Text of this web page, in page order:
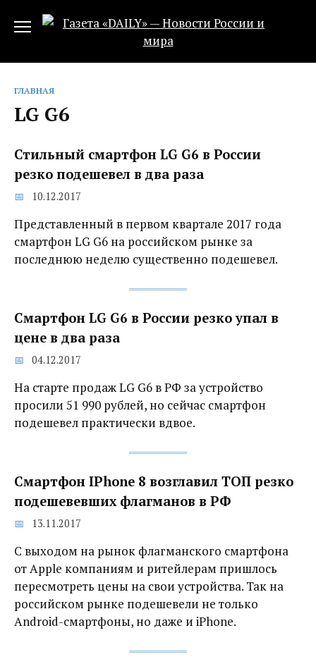
ГЛАВНАЯ
LG G6
Стильный смартфон LG G6 в России
резко подешевел в два раза
10.12.2017
Представленный в первом квартале 2017 года
смартфон LG G6 на российском рынке за
последнюю неделю существенно подешевел.
Смартфон LG G6 в России резко упал в
цене в два раза
04.12.2017
На старте продаж LG G6 в РФ за устройство
просили 51 990 рублей, но сейчас смартфон
подешевел практически вдвое.
Смартфон IPhone 8 возглавил ТОП резко
подешевевших флагманов в РФ
13.11.2017
С выходом на рынок флагманского смартфона
от Apple компаниям и ритейлерам пришлось
пересмотреть цены на свои устройства. Так на
российском рынке подешевели не только
Android-смартфоны, но даже и iPhone.